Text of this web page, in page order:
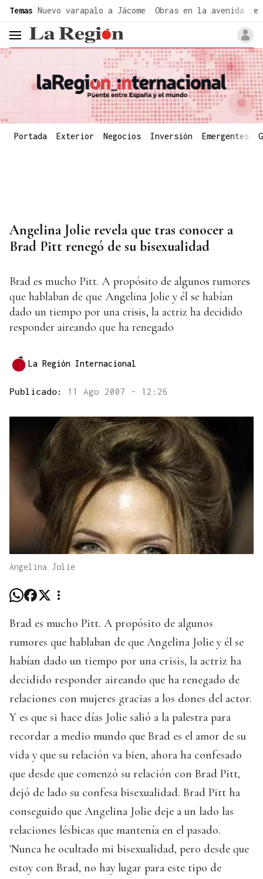
Temas Nuevo varapalo a Jácome Obras en la avenida de
header.menu.open
Portada Exterior Negocios Inversión Emergentes
Angelina Jolie revela que tras conocer a
Brad Pitt renegó de su bisexualidad
Brad es mucho Pitt. A propósito de algunos rumores
que hablaban de que Angelina Jolie y él se habían
dado un tiempo por una crisis, la actriz ha decidido
responder aireando que ha renegado
La Región Internacional
Publicado: 11 Ago 2007 - 12:26
Angelina Jolie
Brad es mucho Pitt. A propósito de algunos
rumores que hablaban de que Angelina Jolie y él se
habían dado un tiempo por una crisis, la actriz ha
decidido responder aireando que ha renegado de
relaciones con mujeres gracias a los dones del actor.
Y es que si hace días Jolie salió a la palestra para
recordar a medio mundo que Brad es el amor de su
vida y que su relación va bien, ahora ha confesado
que desde que comenzó su relación con Brad Pitt,
dejó de lado su confesa bisexualidad. Brad Pitt ha
conseguido que Angelina Jolie deje a un lado las
relaciones lésbicas que mantenía en el pasado.
'Nunca he ocultado mi bisexualidad, pero desde que
estoy con Brad, no hay lugar para este tipo de